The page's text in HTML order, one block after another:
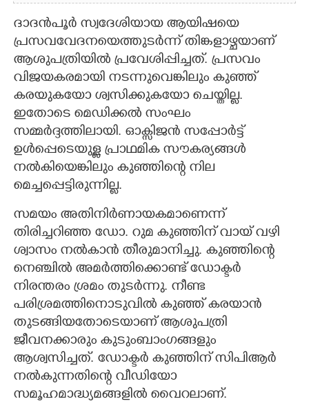
ദാദൻപൂർ സ്വദേശിയായ ആയിഷയെ
പ്രസവവേദനയെത്തുടർന്ന് തിങ്കളാഴ്ചയാണ്
ആശുപത്രിയിൽ പ്രവേശിപ്പിച്ചത്. പ്രസവം
വിജയകരമായി നടന്നുവെങ്കിലും കുഞ്ഞ്
കരയുകയോ ശ്വസിക്കുകയോ ചെയ്തില്ല.
ഇതോടെ മെഡിക്കൽ സംഘം
സമ്മർദ്ദത്തിലായി. ഓക്സിജൻ സപ്പോർട്ട്
ഉൾപ്പെടെയുള്ള പ്രാഥമിക സൗകര്യങ്ങൾ
നൽകിയെങ്കിലും കുഞ്ഞിന്റെ നില
മെച്ചപ്പെട്ടിരുന്നില്ല.
സമയം അതിനിർണായകമാണെന്ന്
തിരിച്ചറിഞ്ഞ ഡോ. റുമ കുഞ്ഞിന് വായ് വഴി
ശ്വാസം നൽകാൻ തീരുമാനിച്ചു. കുഞ്ഞിന്റെ
നെഞ്ചിൽ അമർത്തിക്കൊണ്ട് ഡോക്ടർ
നിരന്തരം ശ്രമം തുടർന്നു. നീണ്ട
പരിശ്രമത്തിനൊടുവിൽ കുഞ്ഞ് കരയാൻ
തുടങ്ങിയതോടെയാണ് ആശുപത്രി
ജീവനക്കാരും കുടുംബാംഗങ്ങളും
ആശ്വസിച്ചത്. ഡോക്ടർ കുഞ്ഞിന് സിപിആർ
നൽകുന്നതിന്റെ വീഡിയോ
സമൂഹമാദ്ധ്യമങ്ങളിൽ വൈറലാണ്.